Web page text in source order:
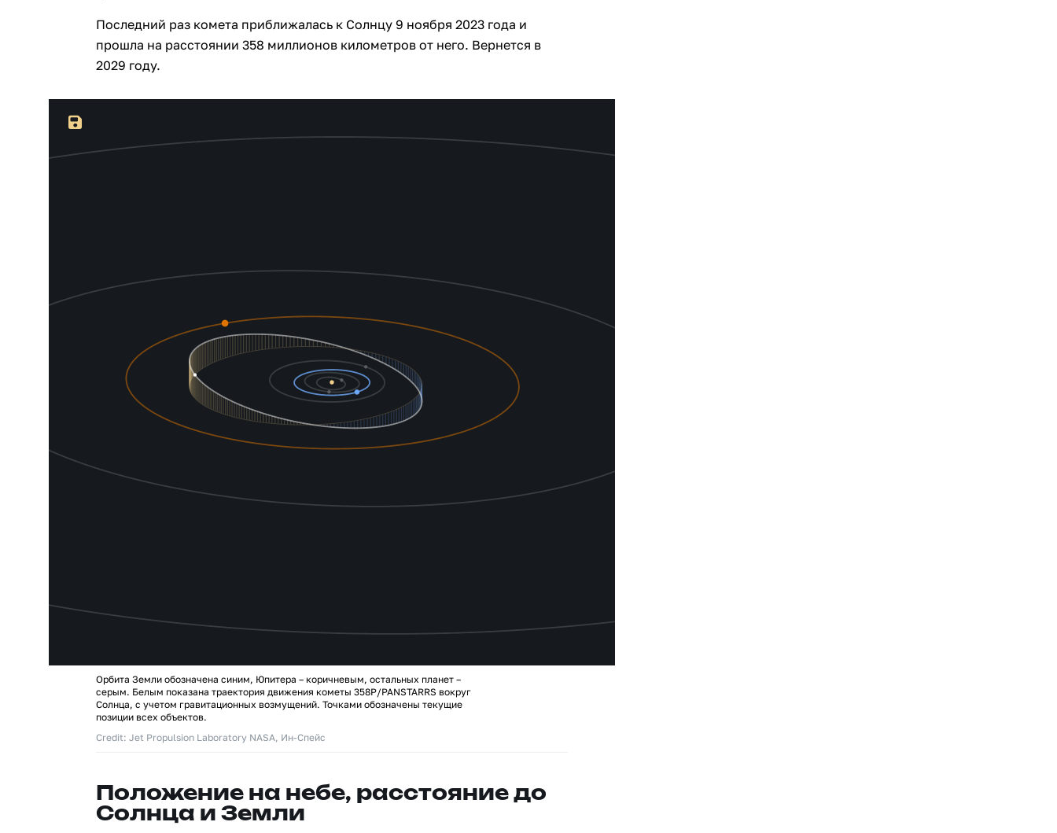
Последний раз комета приближалась к Солнцу 9 ноября 2023 года и
прошла на расстоянии 358 миллионов километров от него. Вернется в
2029 году.
Орбита Земли обозначена синим, Юпитера – коричневым, остальных планет –
серым. Белым показана траектория движения кометы 358P/PANSTARRS вокруг
Солнца, с учетом гравитационных возмущений. Точками обозначены текущие
позиции всех объектов.
Credit: Jet Propulsion Laboratory NASA, Ин-Спейс
Положение на небе, расстояние до
Солнца и Земли